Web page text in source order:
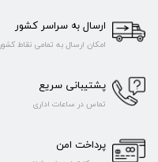
ارسال به سراسر کشور
امکان ارسال به تمامی نقاط کشور
پشتیبانی سریع
تماس در ساعات اداری
پرداخت امن